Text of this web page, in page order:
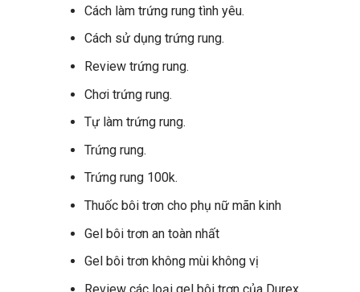
Cách làm trứng rung tình yêu.
Cách sử dụng trứng rung.
Review trứng rung.
Chơi trứng rung.
Tự làm trứng rung.
Trứng rung.
Trứng rung 100k.
Thuốc bôi trơn cho phụ nữ mãn kinh
Gel bôi trơn an toàn nhất
Gel bôi trơn không mùi không vị